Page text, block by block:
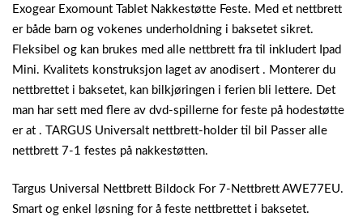
Exogear Exomount Tablet Nakkestøtte Feste. Med et nettbrett
er både barn og vokenes underholdning i baksetet sikret.
Fleksibel og kan brukes med alle nettbrett fra til inkludert Ipad
Mini. Kvalitets konstruksjon laget av anodisert . Monterer du
nettbrettet i baksetet, kan bilkjøringen i ferien bli lettere. Det
man har sett med flere av dvd-spillerne for feste på hodestøtte
er at . TARGUS Universalt nettbrett-holder til bil Passer alle
nettbrett 7-1 festes på nakkestøtten.
Targus Universal Nettbrett Bildock For 7-Nettbrett AWE77EU.
Smart og enkel løsning for å feste nettbrettet i baksetet.